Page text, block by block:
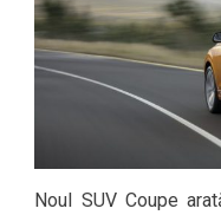
Noul SUV Coupe